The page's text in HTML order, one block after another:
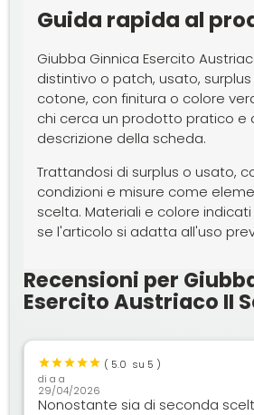
Guida rapida al
Giubba Ginnica Esercito
distintivo o patch, usato, surplus
cotone, con finitura o colore
chi cerca un prodotto pratico e
descrizione della scheda.
Trattandosi di surplus o usato,
condizioni e misure come
scelta. Materiali e colore
se l'articolo si adatta all'uso
Recensioni per
Esercito Austriaco II
( 5.0 su 5 )
dia a
29/04/2026
Nonostante sia di seconda